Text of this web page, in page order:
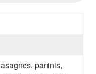
paninis,